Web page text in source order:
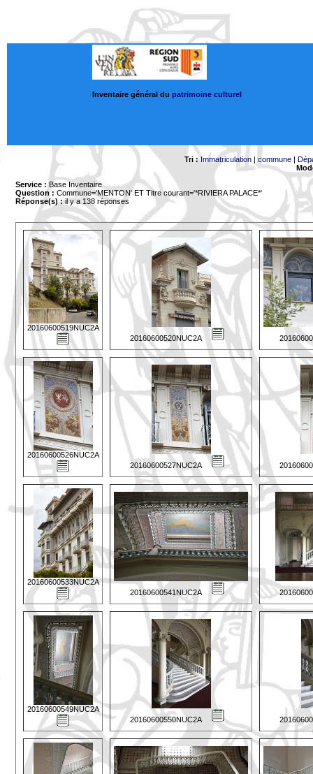
Inventaire général du patrimoine culturel
Tri : Immatriculation |commune |
Service : Base Inventaire
Question : Commune='MENTON' ET Titre courant='*RIVIERA PALACE*'
Réponse(s) :il y a 138 réponses
20160600519NUC2A
20160600520NUC2A
20160600526NUC2A
20160600527NUC2A
20160600533NUC2A
20160600541NUC2A
20160600549NUC2A
20160600550NUC2A